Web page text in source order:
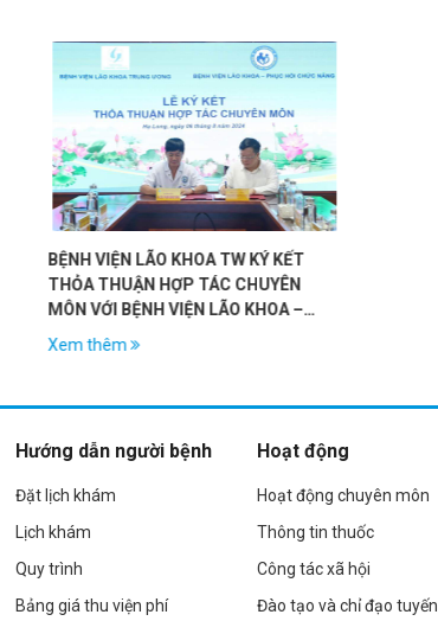
🚨🚨🚨 CẢNH BÁO: CƠN HOẢNG SỢ VÀ
RỐI LOẠN HOẢNG SỢ 🚨🚨🚨
Xem thêm
Hướng dẫn người bệnh
Đặt lịch khám
Lịch khám
Quy trình
Bảng giá thu viện phí
Hoạt động
Hoạt động chuyên môn
Thông tin thuốc
Công tác xã hội
Đào tạo và chỉ đạo tuyến